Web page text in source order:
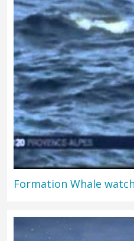
Formation Whale